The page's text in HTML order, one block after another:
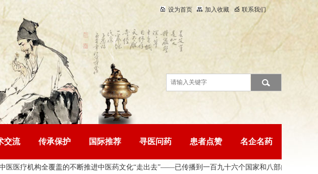
交流 传承保护 国际推荐 寻医问药 患者点赞 名企名药
设为首页 加入收藏 联系我们
机构全覆盖的不断推进中医药文化“走出去”——已传播到一百九十六个国家和八部门联合印发中医